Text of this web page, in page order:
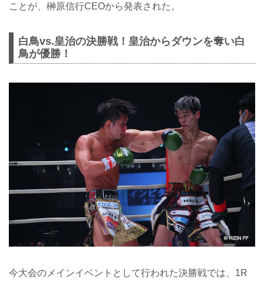
ことが、榊原信行CEOから発表された。
白鳥vs.皇治の決勝戦！皇治からダウンを奪い白
鳥が優勝！
今大会のメインイベントとして行われた決勝戦では、1R